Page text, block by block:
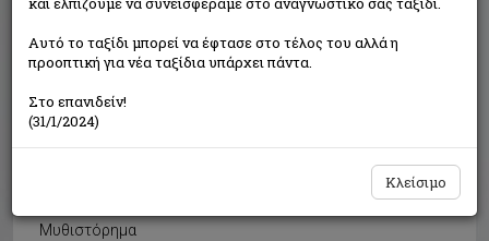
Μυθιστόρημα
Η τιμή μας:€13,36
Δεν υπάρχει δυνατότητα παραγγελίας
Αυτό το ταξίδι μπορεί να έφτασε στο τέλος του αλλά η
προοπτική για νέα ταξίδια υπάρχει πάντα.
Στο επανιδείν!
(31/1/2024)
Κλείσιμο